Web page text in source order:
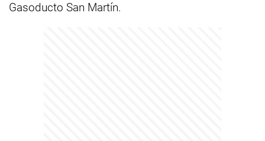
Gasoducto San Martín.